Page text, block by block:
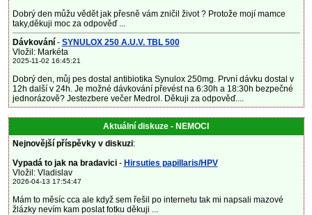
Dobrý den můžu vědět jak přesně vám zničil život ? Protože mojí mamce
taky,děkuji moc za odpověď ...
Dávkování - SYNULOX 250 A.U.V. TBL 500
Vložil: Markéta
2025-11-02 16:45:21
Dobrý den, můj pes dostal antibiotika Synulox 250mg. První dávku dostal v
12h další v 24h. Je možné dávkování převést na 6:30h a 18:30h bezpečné
jednorázově? Jestezbere večer Medrol. Děkuji za odpověď....
Aktuální diskuze - NEMOCI
Nejnovější příspěvky v diskuzi:
Vypadá to jak na bradavici - Hirsuties papillaris/HPV
Vložil: Vladislav
2026-04-13 17:54:47
Mám to měsíc cca ale když sem řešil po internetu tak mi napsali mazové
žlázky nevím kam poslat fotku děkuji ...